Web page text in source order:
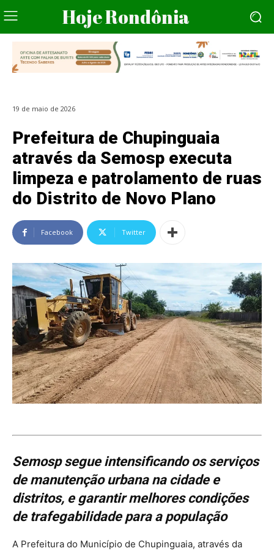
Hoje Rondônia
19 de maio de 2026
Prefeitura de Chupinguaia
através da Semosp executa
limpeza e patrolamento de ruas
do Distrito de Novo Plano
Facebook Twitter
Semosp segue intensificando os serviços
de manutenção urbana na cidade e
distritos, e garantir melhores condições
de trafegabilidade para a população
A Prefeitura do Município de Chupinguaia, através da